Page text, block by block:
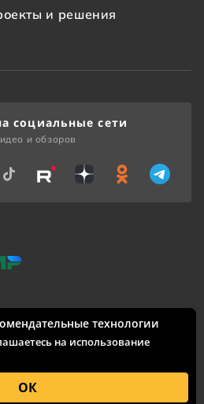
и решения
сайта
характер и ни при каких
Санкт-Петербург, Новосибирск,
Новгород, Челябинск,
на-Дону, Омск, Краснодар,
другие города.
социальные сети
и обзоров
технологии
на использование
ОК